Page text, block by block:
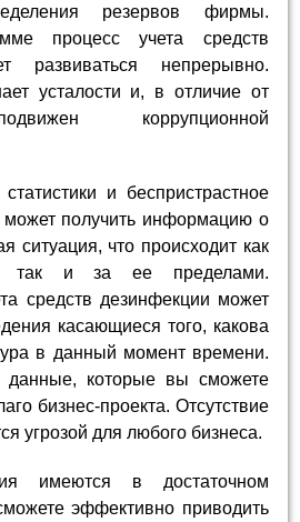
резервов фирмы.
процесс учета средств
развиваться непрерывно.
усталости и, в отличие от
коррупционной
и беспристрастное
может получить информацию о
ситуация, что происходит как
так и за ее пределами.
средств дезинфекции может
касающиеся того, какова
в данный момент времени.
которые вы сможете
бизнес-проекта. Отсутствие
угрозой для любого бизнеса.
имеются в достаточном
эффективно приводить